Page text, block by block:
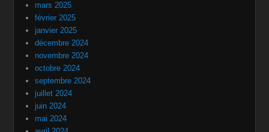
mars 2025
février 2025
janvier 2025
décembre 2024
novembre 2024
octobre 2024
septembre 2024
juillet 2024
juin 2024
mai 2024